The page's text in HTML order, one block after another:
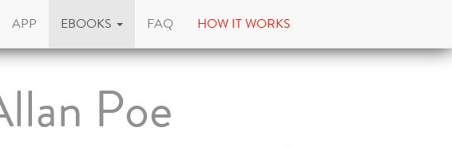
APP EBOOKS FAQ HOW IT WORKS
Poe